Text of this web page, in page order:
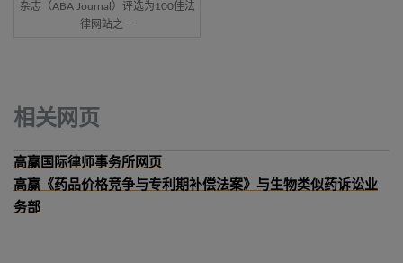
杂志（ABA Journal）评选为100佳法
律网站之一
相关网页
高赢国际律师事务所网页
高赢《药品价格竞争与专利期补偿法案》与生物类似药诉讼业
务部